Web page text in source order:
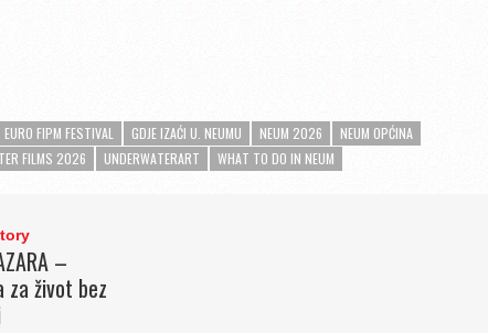
EURO FIPM FESTIVAL GDJE IZAĆI U. NEUMU NEUM 2026
NEUM OPĆINA
FILMS 2026 UNDERWATERART WHAT TO DO IN NEUM
–
za život bez